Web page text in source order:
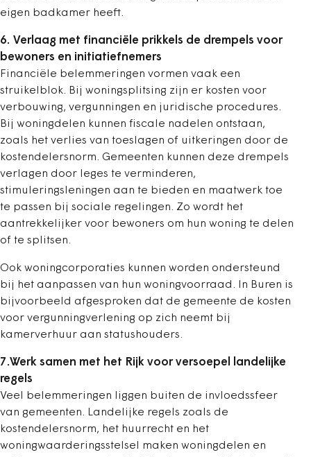
eigen badkamer heeft.
6. Verlaag met financiële prikkels de drempels voor
bewoners en initiatiefnemers
Financiële belemmeringen vormen vaak een
struikelblok. Bij woningsplitsing zijn er kosten voor
verbouwing, vergunningen en juridische procedures.
Bij woningdelen kunnen fiscale nadelen ontstaan,
zoals het verlies van toeslagen of uitkeringen door de
kostendelersnorm. Gemeenten kunnen deze drempels
verlagen door leges te verminderen,
stimuleringsleningen aan te bieden en maatwerk toe
te passen bij sociale regelingen. Zo wordt het
aantrekkelijker voor bewoners om hun woning te delen
of te splitsen.
Ook woningcorporaties kunnen worden ondersteund
bij het aanpassen van hun woningvoorraad. In Buren is
bijvoorbeeld afgesproken dat de gemeente de kosten
voor vergunningverlening op zich neemt bij
kamerverhuur aan statushouders.
7.Werk samen met het Rijk voor versoepel landelijke
regels
Veel belemmeringen liggen buiten de invloedssfeer
van gemeenten. Landelijke regels zoals de
kostendelersnorm, het huurrecht en het
woningwaarderingsstelsel maken woningdelen en